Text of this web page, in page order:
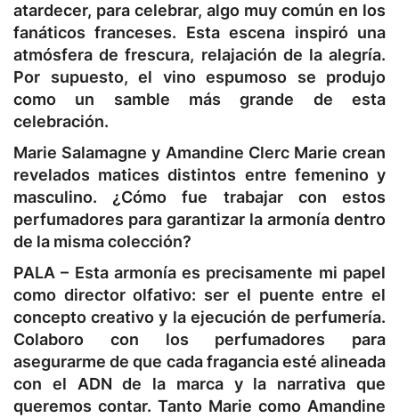
atardecer, para celebrar, algo muy común en los
fanáticos franceses. Esta escena inspiró una
atmósfera de frescura, relajación de la alegría.
Por supuesto, el vino espumoso se produjo
como un samble más grande de esta
celebración.
Marie Salamagne y Amandine Clerc Marie crean
revelados matices distintos entre femenino y
masculino. ¿Cómo fue trabajar con estos
perfumadores para garantizar la armonía dentro
de la misma colección?
PALA – Esta armonía es precisamente mi papel
como director olfativo: ser el puente entre el
concepto creativo y la ejecución de perfumería.
Colaboro con los perfumadores para
asegurarme de que cada fragancia esté alineada
con el ADN de la marca y la narrativa que
queremos contar. Tanto Marie como Amandine